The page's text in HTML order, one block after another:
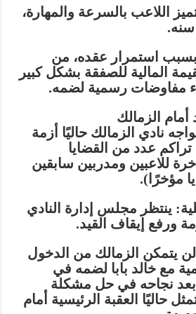
اللاعب بالسرعة والمهارة،
سنه.
بسبب استمرار عقده، من
المالية للصفقة بشكل كبير
مفاوضات رسمية لضمه.
أمام الزمالك
نادي الزمالك حاليًا أزمة
عدد من القضايا
للاعبين ومدربين سابقين
ينتظر مجلس إدارة النادي
ورفع إيقاف القيد.
لن يتمكن الزمالك من الدخول
مع خالد بابا لضمه في
بعد نجاحه في حل مشكلة
حاليًا العقبة الرئيسية أمام